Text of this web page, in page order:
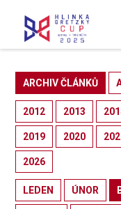
ARCHIV ČLÁNKŮ
2012 2013
2019 2020
2026
LEDEN ÚNOR